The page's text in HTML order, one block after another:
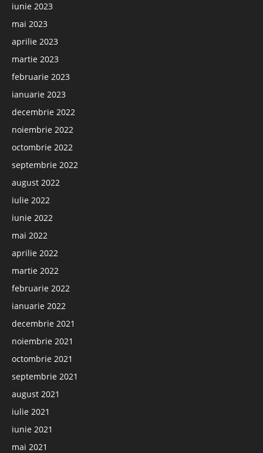
iunie 2023
mai 2023
aprilie 2023
martie 2023
februarie 2023
ianuarie 2023
decembrie 2022
noiembrie 2022
octombrie 2022
septembrie 2022
august 2022
iulie 2022
iunie 2022
mai 2022
aprilie 2022
martie 2022
februarie 2022
ianuarie 2022
decembrie 2021
noiembrie 2021
octombrie 2021
septembrie 2021
august 2021
iulie 2021
iunie 2021
mai 2021